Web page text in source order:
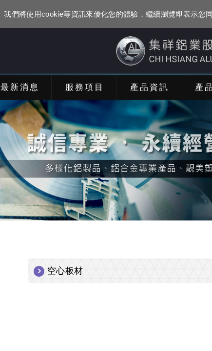
我們將使用cookie等資訊來優化您的體驗，繼續瀏覽即表示您
最新消息 服務項目 產品資訊 產
空心板材